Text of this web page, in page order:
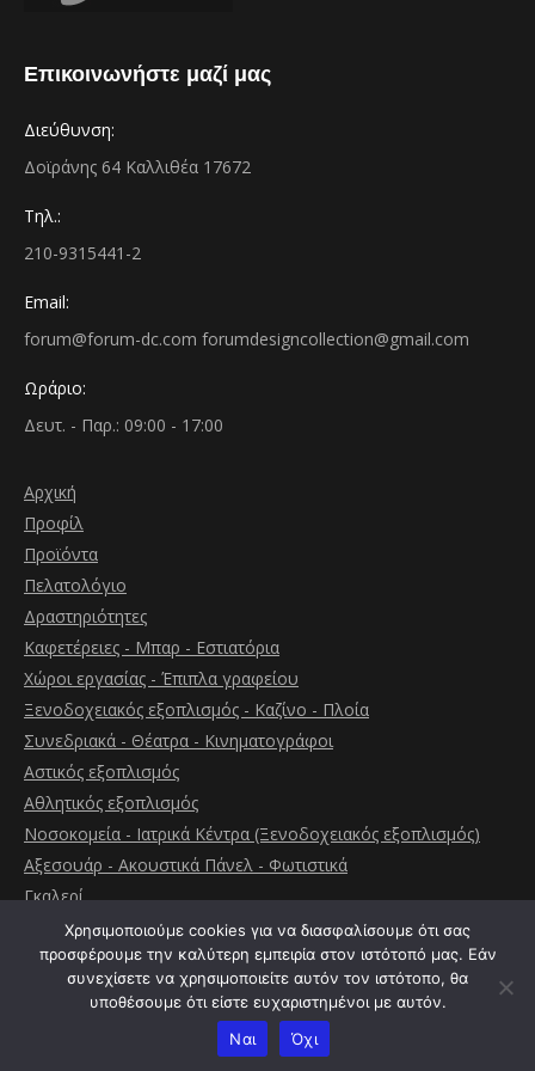
Επικοινωνήστε μαζί μας
Διεύθυνση:
Δοϊράνης 64 Καλλιθέα 17672
Τηλ.:
210-9315441-2
Email:
forum@forum-dc.com forumdesigncollection@gmail.com
Ωράριο:
Δευτ. - Παρ.: 09:00 - 17:00
Αρχική
Προφίλ
Προϊόντα
Πελατολόγιο
Δραστηριότητες
Καφετέρειες - Μπαρ - Εστιατόρια
Χώροι εργασίας - Έπιπλα γραφείου
Ξενοδοχειακός εξοπλισμός - Καζίνο - Πλοία
Συνεδριακά - Θέατρα - Κινηματογράφοι
Αστικός εξοπλισμός
Αθλητικός εξοπλισμός
Νοσοκομεία - Ιατρικά Κέντρα (Ξενοδοχειακός εξοπλισμός)
Αξεσουάρ - Ακουστικά Πάνελ - Φωτιστικά
Γκαλερί
Επικοινωνία
Χρησιμοποιούμε cookies για να διασφαλίσουμε ότι σας
προσφέρουμε την καλύτερη εμπειρία στον ιστότοπό μας. Εάν
συνεχίσετε να χρησιμοποιείτε αυτόν τον ιστότοπο, θα
υποθέσουμε ότι είστε ευχαριστημένοι με αυτόν.
Ναι
Όχι